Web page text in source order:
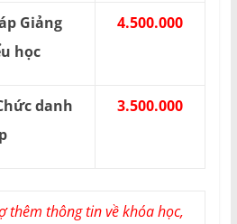
Giảng
học
4.500.000
danh
3.500.000
thêm thông tin về khóa học,